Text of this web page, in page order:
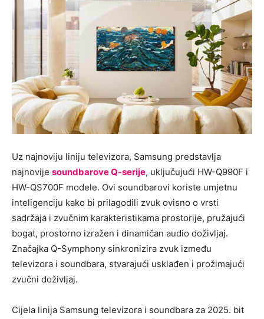
Uz najnoviju liniju televizora, Samsung predstavlja
najnovije soundbarove Q-serije, uključujući HW-Q990F i
HW-QS700F modele. Ovi soundbarovi koriste umjetnu
inteligenciju kako bi prilagodili zvuk ovisno o vrsti
sadržaja i zvučnim karakteristikama prostorije, pružajući
bogat, prostorno izražen i dinamičan audio doživljaj.
Značajka Q-Symphony sinkronizira zvuk između
televizora i soundbara, stvarajući usklađen i prožimajući
zvučni doživljaj.
Cijela linija Samsung televizora i soundbara za 2025. bit